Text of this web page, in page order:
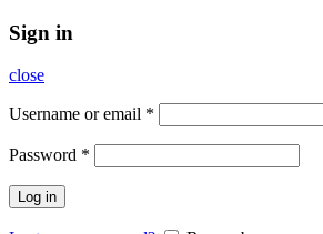
Sign in
close
Username or email *
Password *
Log in